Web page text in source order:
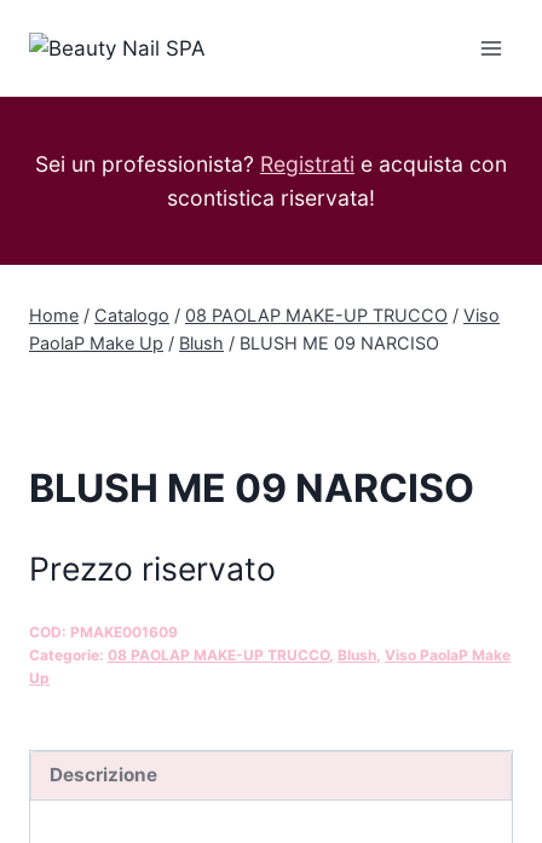
Sei un professionista? Registrati e acquista con
scontistica riservata!
Home / Catalogo / 08 PAOLAP MAKE-UP TRUCCO / Viso
PaolaP Make Up / Blush / BLUSH ME 09 NARCISO
BLUSH ME 09 NARCISO
Prezzo riservato
COD: PMAKE001609
Categorie: 08 PAOLAP MAKE-UP TRUCCO, Blush Viso PaolaP Make
Up
Descrizione